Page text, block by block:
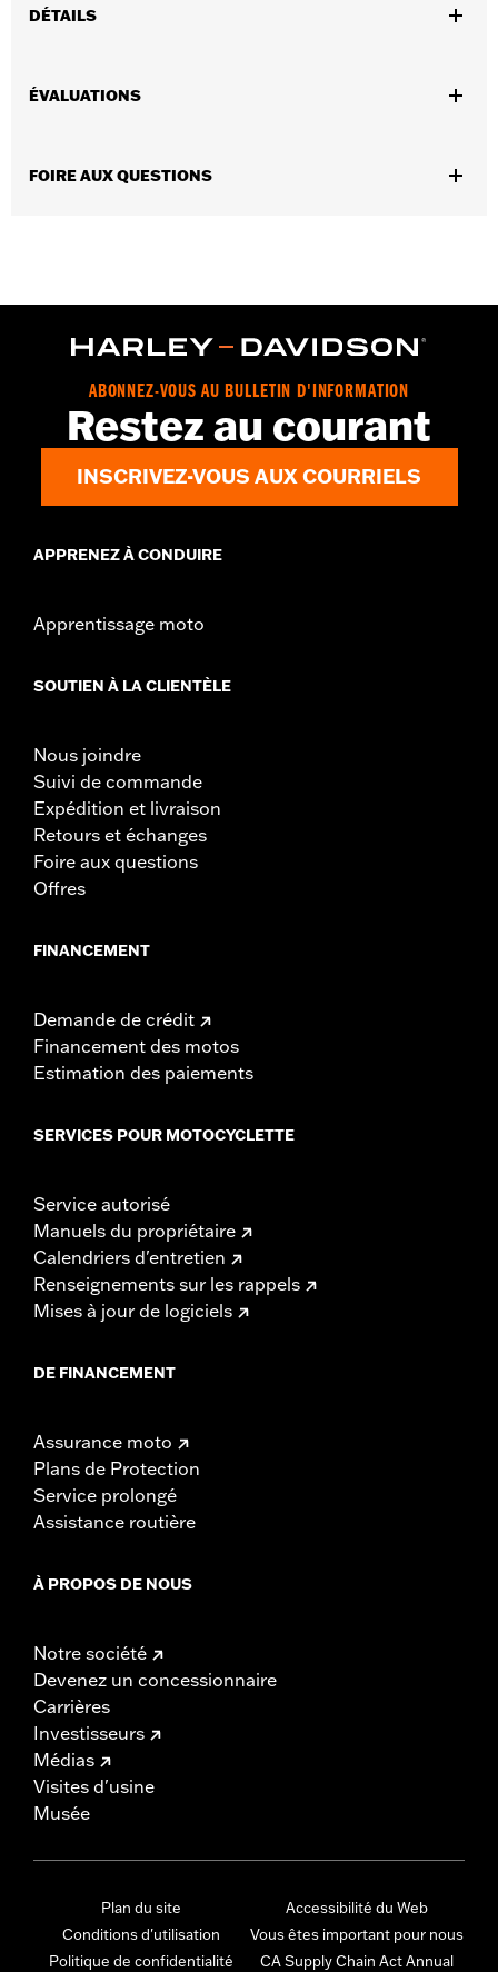
DÉTAILS
Vendues en unités:
ÉVALUATIONS
FOIRE AUX QUESTIONS
ABONNEZ-VOUS AU BULLETIN D'INFORMATION
Restez au courant
INSCRIVEZ-VOUS AUX COURRIELS
APPRENEZ À CONDUIRE
Apprentissage moto
SOUTIEN À LA CLIENTÈLE
Nous joindre
Suivi de commande
Expédition et livraison
Retours et échanges
Foire aux questions
Offres
FINANCEMENT
Demande de crédit
Financement des motos
Estimation des paiements
SERVICES POUR MOTOCYCLETTE
Service autorisé
Manuels du propriétaire
Calendriers d'entretien
Renseignements sur les rappels
Mises à jour de logiciels
DE FINANCEMENT
Assurance moto
Plans de Protection
Service prolongé
Assistance routière
À PROPOS DE NOUS
Notre société
Devenez un concessionnaire
Carrières
Investisseurs
Médias
Visites d'usine
Musée
Plan du site
Conditions d'utilisation
Politique de confidentialité
Accessibilité du Web
Vous êtes important pour nous
CA Supply Chain Act Annual